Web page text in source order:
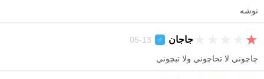
نوشه
جاجان ♂
13-05 ★
چاچوني لا تحاچوني ولا تبچوني